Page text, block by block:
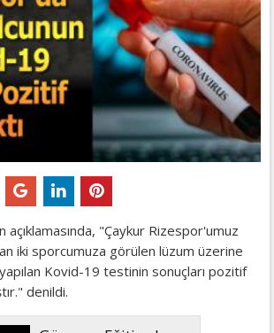
açıklamasında, "Çaykur Rizespor'umuz
iki sporcumuza görülen lüzum üzerine
Kovid-19 testinin sonuçları pozitif
denildi.